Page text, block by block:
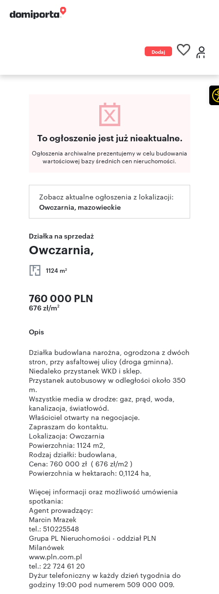
Dodaj
To ogłoszenie jest już nieaktualne.
Ogłoszenia archiwalne prezentujemy w celu budowania
wartościowej bazy średnich cen nieruchomości.
Zobacz aktualne ogłoszenia z lokalizacji:
Owczarnia, mazowieckie
Działka na sprzedaż
Owczarnia,
1124 m2
760 000 PLN
676 zł/m2
Opis
Działka budowlana narożna, ogrodzona z dwóch
stron, przy asfaltowej ulicy (droga gminna).
Niedaleko przystanek WKD i sklep.
Przystanek autobusowy w odległości około 350
m.
Wszystkie media w drodze: gaz, prąd, woda,
kanalizacja, światłowód.
Właściciel otwarty na negocjacje.
Zapraszam do kontaktu.
Lokalizacja: Owczarnia
Powierzchnia: 1124 m2,
Rodzaj działki: budowlana,
Cena: 760 000 zł ( 676 zł/m2 )
Powierzchnia w hektarach: 0,1124 ha,
Więcej informacji oraz możliwość umówienia
spotkania:
Agent prowadzący:
Marcin Mrazek
tel.: 510225548
Grupa PL Nieruchomości - oddział PLN
Milanówek
www.pln.com.pl
tel.: 22 724 61 20
Dyżur telefoniczny w każdy dzień tygodnia do
godziny 19:00 pod numerem 509 000 009.